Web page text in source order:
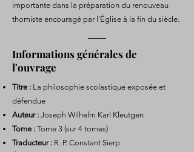
importante dans la préparation du renouveau
thomiste encouragé par l’Église à la fin du siècle.
Informations générales de
l'ouvrage
Titre : La philosophie scolastique exposée et
défendue
Auteur : Joseph Wilhelm Karl Kleutgen
Tome : Tome 3 (sur 4 tomes)
Traducteur : R. P. Constant Sierp